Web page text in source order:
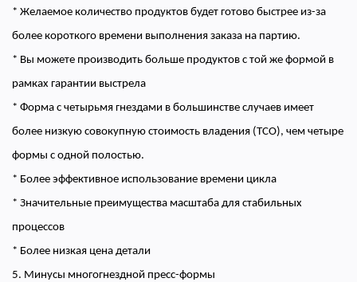
* Желаемое количество продуктов будет готово быстрее из-за
более короткого времени выполнения заказа на партию.
* Вы можете производить больше продуктов с той же формой в
рамках гарантии выстрела
* Форма с четырьмя гнездами в большинстве случаев имеет
более низкую совокупную стоимость владения (TCO), чем четыре
формы с одной полостью.
* Более эффективное использование времени цикла
* Значительные преимущества масштаба для стабильных
процессов
* Более низкая цена детали
5. Минусы многогнездной пресс-формы